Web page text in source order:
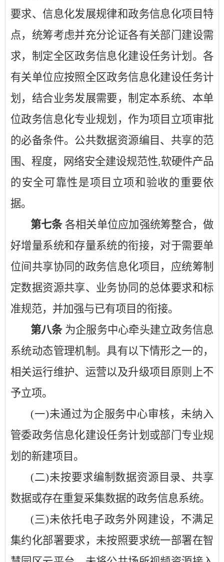
要求、信息化发展规律和政务信息化项目特
点，统筹考虑并充分论证各有关部门建设需
求，制定全区政务信息化建设任务计划。各
有关单位应按照全区政务信息化建设任务计
划，结合业务发展需要，制定本系统、本单
位政务信息化专业规划，作为项目立项审批
的必备条件。公共数据资源编目、共享的范
围、程度，网络安全建设规范性,软硬件产品
的安全可靠性是项目立项和验收的重要依
据。
第七条 各相关单位应加强统筹整合，做
好增量系统和存量系统的衔接，对于需要单
位间共享协同的政务信息化项目，应统筹制
定数据资源共享、业务协同的总体要求和标
准规范，并加强与已有项目的衔接。
第八条 为企服务中心牵头建立政务信息
系统动态管理机制。具有以下情形之一的，
相关运行维护、运营以及升级项目原则上不
予立项。
(一)未通过为企服务中心审核，未纳入
管委政务信息化建设任务计划或部门专业规
划的新建项目。
(二)未按要求编制数据资源目录、共享
数据或存在重复采集数据的政务信息系统。
(三)未依托电子政务外网建设，不满足
集约化部署要求，未按照要求统一部署在智